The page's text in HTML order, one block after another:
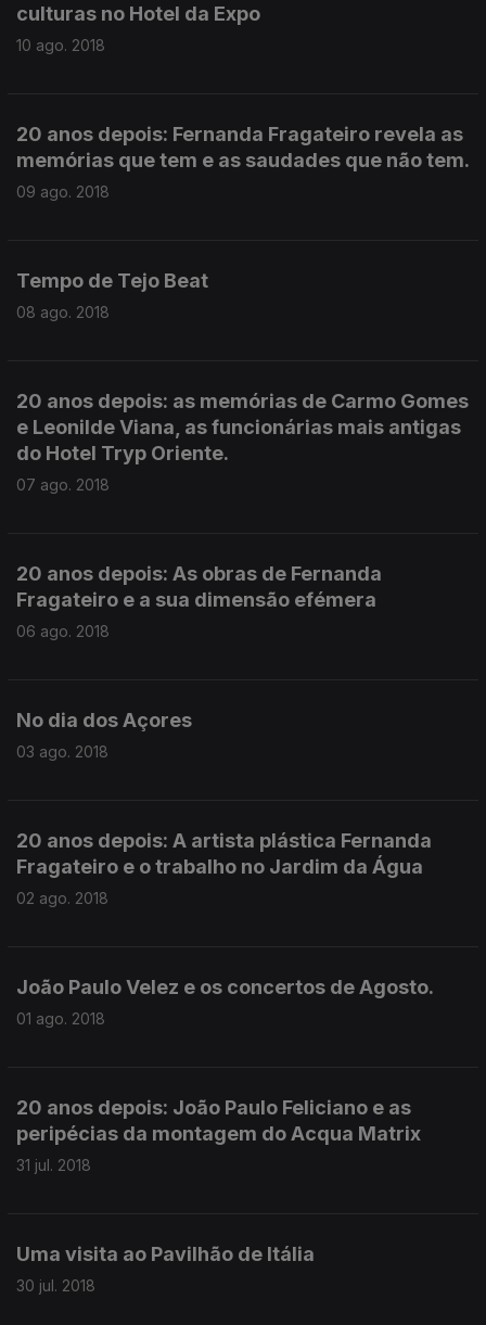
culturas no Hotel da Expo
10 ago. 2018
20 anos depois: Fernanda Fragateiro revela as
memórias que tem e as saudades que não tem.
09 ago. 2018
Tempo de Tejo Beat
08 ago. 2018
20 anos depois: as memórias de Carmo Gomes
e Leonilde Viana, as funcionárias mais antigas
do Hotel Tryp Oriente.
07 ago. 2018
20 anos depois: As obras de Fernanda
Fragateiro e a sua dimensão efémera
06 ago. 2018
No dia dos Açores
03 ago. 2018
20 anos depois: A artista plástica Fernanda
Fragateiro e o trabalho no Jardim da Água
02 ago. 2018
João Paulo Velez e os concertos de Agosto.
01 ago. 2018
20 anos depois: João Paulo Feliciano e as
peripécias da montagem do Acqua Matrix
31 jul. 2018
Uma visita ao Pavilhão de Itália
30 jul. 2018